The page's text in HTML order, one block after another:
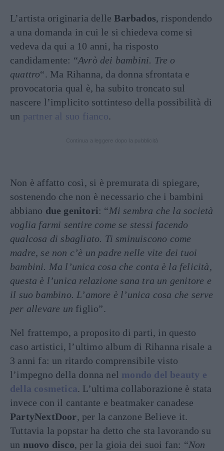
L’artista originaria delleBarbados, rispondendo
a una domanda in cui le si chiedeva come si
vedeva da qui a 10 anni, ha risposto
candidamente: “Avrò dei bambini. Tre o
quattro“. Ma Rihanna, da donna sfrontata e
provocatoria qual è, ha subito troncato sul
nascere l’implicito sottinteso della possibilità di
un partner al suo fianco.
Non è affatto così, si è premurata di spiegare,
sostenendo che non è necessario che i bambini
abbiano due genitori: “Mi sembra che la società
voglia farmi sentire come se stessi facendo
qualcosa di sbagliato. Ti sminuiscono come
madre, se non c’è un padre nelle vite dei tuoi
bambini. Ma l’unica cosa che conta è la felicità,
questa è l’unica relazione sana tra un genitore e
il suo bambino. L’amore è l’unica cosa che serve
per allevare un figlio”.
Nel frattempo, a proposito di parti, in questo
caso artistici, l’ultimo album di Rihanna risale a
3 anni fa: un ritardo comprensibile visto
l’impegno della donna nel mondo del beauty e
della cosmetica. L’ultima collaborazione è stata
invece con il cantante e beatmaker canadese
PartyNextDoor, per la canzone Believe it.
Tuttavia la popstar ha detto che sta lavorando su
un nuovo disco, per la gioia dei suoi fan: “Non